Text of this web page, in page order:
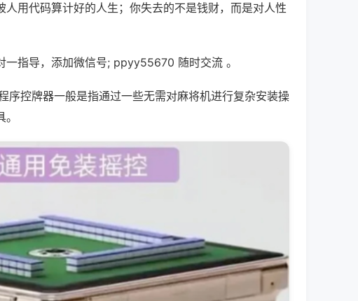
用代码算计好的人生；你失去的不是钱财，而是对人性
指导，添加微信号; ppyy55670 随时交流 。
序控牌器一般是指通过一些无需对麻将机进行复杂安装操